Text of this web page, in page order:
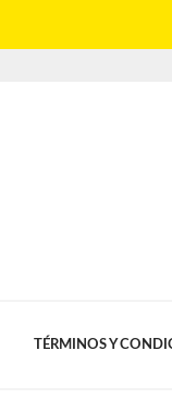
TÉRMINOS Y